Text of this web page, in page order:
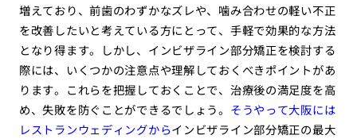
増えており、前歯のわずかなズレや、噛み合わせの軽い不正
を改善したいと考えている方にとって、手軽で効果的な方法
となり得ます。しかし、インビザライン部分矯正を検討する
際には、いくつかの注意点や理解しておくべきポイントがあ
ります。これらを把握しておくことで、治療後の満足度を高
め、失敗を防ぐことができるでしょう。 そうやって大阪には
レストランウェディングからインビザライン部分矯正の最大